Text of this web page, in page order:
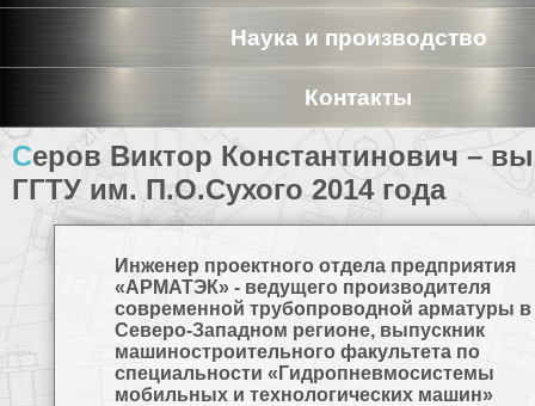
Наука и производство
Контакты
Серов Виктор Константинович – выпускник
ГГТУ им. П.О.Сухого 2014 года
Инженер проектного отдела предприятия
«АРМАТЭК» - ведущего производителя
современной трубопроводной арматуры в
Северо-Западном регионе, выпускник
машиностроительного факультета по
специальности «Гидропневмосистемы
мобильных и технологических машин»